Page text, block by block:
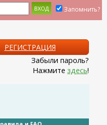
Запомнить?
РЕГИСТРАЦИЯ
Забыли пароль?
Нажмите здесь!